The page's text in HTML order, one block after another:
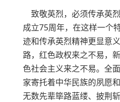
致敬英烈，必须传承英
成立75周年，在这样一个
迹和传承英烈精神更显意
路，红色政权来之不易，
色社会主义来之不易。全
家寄托着中华民族的夙愿
无数先辈筚路蓝缕、披荆